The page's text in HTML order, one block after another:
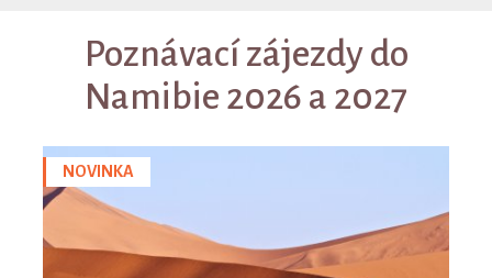
Poznávací zájezdy do
Namibie 2026 a 2027
NOVINKA